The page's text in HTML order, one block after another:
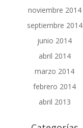
noviembre 2014
septiembre 2014
junio 2014
abril 2014
marzo 2014
febrero 2014
abril 2013